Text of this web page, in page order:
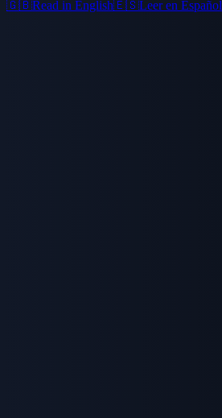
🇬🇧Read in English🇪🇸Leer en Español